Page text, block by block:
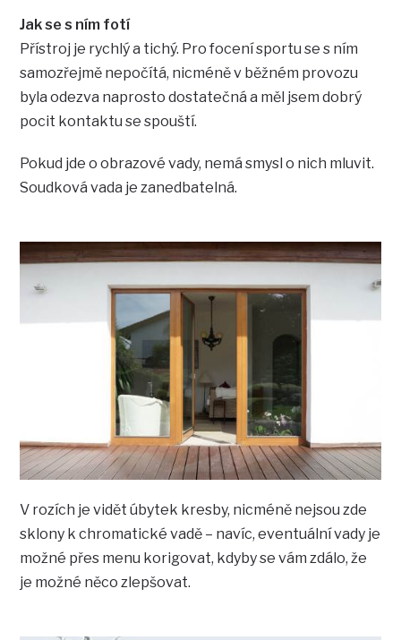
Jak se s ním fotí
Přístroj je rychlý a tichý. Pro focení sportu se s ním
samozřejmě nepočítá, nicméně v běžném provozu
byla odezva naprosto dostatečná a měl jsem dobrý
pocit kontaktu se spouští.
Pokud jde o obrazové vady, nemá smysl o nich mluvit.
Soudková vada je zanedbatelná.
V rozích je vidět úbytek kresby, nicméně nejsou zde
sklony k chromatické vadě – navíc, eventuální vady je
možné přes menu korigovat, kdyby se vám zdálo, že
je možné něco zlepšovat.